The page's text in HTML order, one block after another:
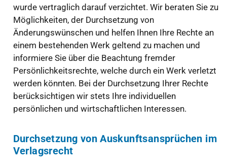
wurde vertraglich darauf verzichtet. Wir beraten Sie zu
Möglichkeiten, der Durchsetzung von
Änderungswünschen und helfen Ihnen Ihre Rechte an
einem bestehenden Werk geltend zu machen und
informiere Sie über die Beachtung fremder
Persönlichkeitsrechte, welche durch ein Werk verletzt
werden könnten. Bei der Durchsetzung Ihrer Rechte
berücksichtigen wir stets Ihre individuellen
persönlichen und wirtschaftlichen Interessen.
Durchsetzung von Auskunftsansprüchen im
Verlagsrecht